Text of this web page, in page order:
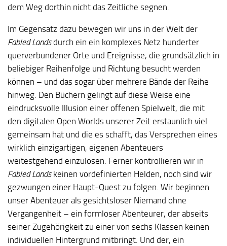
dem Weg dorthin nicht das Zeitliche segnen.
Im Gegensatz dazu bewegen wir uns in der Welt der
Fabled Landsdurch ein ein komplexes Netz hunderter
querverbundener Orte und Ereignisse, die grundsätzlich in
beliebiger Reihenfolge und Richtung besucht werden
können – und das sogar über mehrere Bände der Reihe
hinweg. Den Büchern gelingt auf diese Weise eine
eindrucksvolle Illusion einer offenen Spielwelt, die mit
den digitalen Open Worlds unserer Zeit erstaunlich viel
gemeinsam hat und die es schafft, das Versprechen eines
wirklich einzigartigen, eigenen Abenteuers
weitestgehend einzulösen. Ferner kontrollieren wir in
Fabled Landskeinen vordefinierten Helden, noch sind wir
gezwungen einer Haupt-Quest zu folgen. Wir beginnen
unser Abenteuer als gesichtsloser Niemand ohne
Vergangenheit – ein formloser Abenteurer, der abseits
seiner Zugehörigkeit zu einer von sechs Klassen keinen
individuellen Hintergrund mitbringt. Und der, ein